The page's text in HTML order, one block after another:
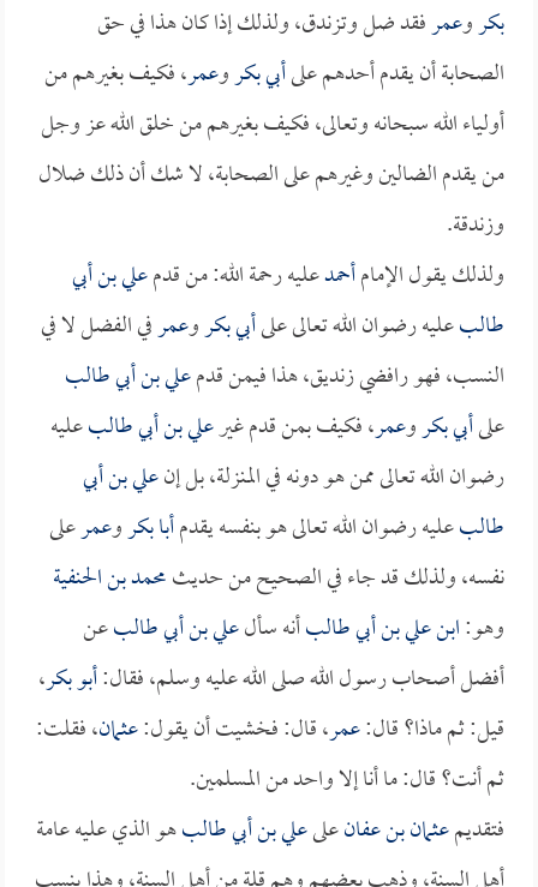
بكروعمرفقد ضل وتزندق، ولذلك إذا كان هذا في حق
الصحابة أن يقدم أحدهم علىأبي بكروعمر، فكيف بغيرهم من
أولياء الله سبحانه وتعالى، فكيف بغيرهم من خلق الله عز وجل
من يقدم الضالين وغيرهم على الصحابة، لا شك أن ذلك ضلال
وزندقة.
ولذلك يقول الإمامأحمدعليه رحمة الله: من قدمعلي بن أبي
طالبعليه رضوان الله تعالى علىأبي بكروعمرفي الفضل لا في
النسب، فهو رافضي زنديق، هذا فيمن قدمعلي بن أبي طالب
علىأبي بكروعمر، فكيف بمن قدم غيرعلي بن أبي طالبعليه
رضوان الله تعالى ممن هو دونه في المنزلة، بل إنعلي بن أبي
طالبعليه رضوان الله تعالى هو بنفسه يقدمأبا بكروعمرعلى
نفسه، ولذلك قد جاء في الصحيح من حديثمحمد بن الحنفية
وهو:ابن علي بن أبي طالبأنه سألعلي بن أبي طالبعن
أفضل أصحاب رسول الله صلى الله عليه وسلم، فقال:أبو بكر،
قيل: ثم ماذا؟ قال:عمر، قال: فخشيت أن يقول:عثمان، فقلت:
ثم أنت؟ قال: ما أنا إلا واحد من المسلمين.
فتقديمعثمان بن عفانعلىعلي بن أبي طالبهو الذي عليه عامة